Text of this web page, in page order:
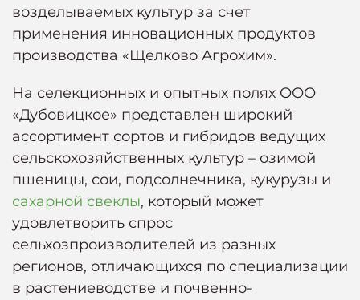
возделываемых культур за счет
применения инновационных продуктов
производства «Щелково Агрохим».
На селекционных и опытных полях ООО
«Дубовицкое» представлен широкий
ассортимент сортов и гибридов ведущих
сельскохозяйственных культур – озимой
пшеницы, сои, подсолнечника, кукурузы и
сахарной свеклы, который может
удовлетворить спрос
сельхозпроизводителей из разных
регионов, отличающихся по специализации
в растениеводстве и почвенно-